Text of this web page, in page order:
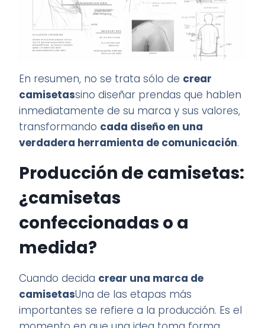
En resumen, no se trata sólo de crear
camisetassino diseñar prendas que hablen
inmediatamente de su marca y sus valores,
transformando cada diseño en una
verdadera herramienta de comunicación.
Producción de camisetas:
¿camisetas
confeccionadas o a
medida?
Cuando decida crear una marca de
camisetasUna de las etapas más
importantes se refiere a la producción. Es el